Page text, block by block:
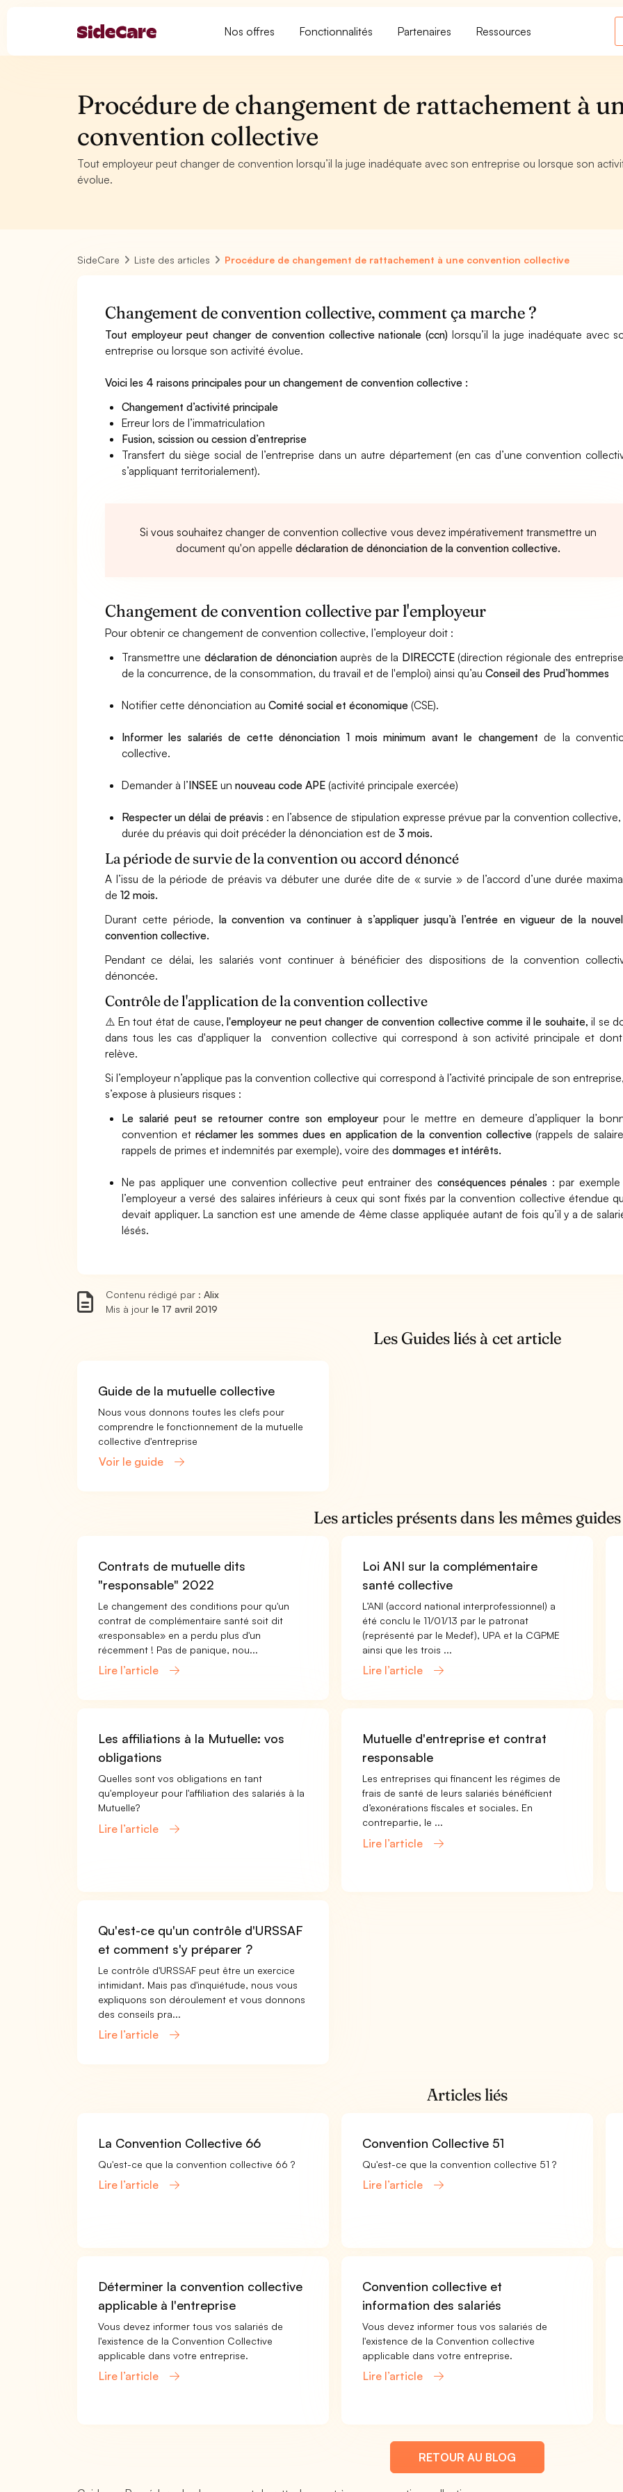
Nos offres Fonctionnalités Partenaires Ressources
Procédure de changement de rattachement à
convention collective
Tout employeur peut changer de convention lorsqu’il la juge inadéquate avec son entreprise ou lorsque son
évolue.
SideCare Liste des articles Procédure de changement de rattachement à une convention collective
Changement de convention collective, comment ça marche ?
Tout employeur peut changer de convention collective nationale (ccn)lorsqu’il la juge inadéquate avec
entreprise ou lorsque son activité évolue.
Voici les 4 raisons principales pour un changement de convention collective :
Changement d’activité principale
Erreur lors de l’immatriculation
Fusion, scission ou cession d’entreprise
Transfert du siège social de l’entreprise dans un autre département (en cas d’une convention
s’appliquant territorialement).
Si vous souhaitez changer de convention collective vous devez impérativement transmettre un
document qu'on appelle déclaration de dénonciation de la convention collective.
Changement de convention collective par l'employeur
Pour obtenir ce changement de convention collective, l’employeur doit :
Transmettre une déclaration de dénonciation auprès de la DIRECCTE (direction régionale des
de la concurrence, de la consommation, du travail et de l'emploi) ainsi qu’auConseil des Prud’hommes
Notifier cette dénonciation auComité social et économique(CSE).
Informer les salariés de cette dénonciation 1 mois minimum avant le changement de la
collective.
Demander à l’INSEE unnouveau code APE (activité principale exercée)
Respecter un délai de préavis : en l’absence de stipulation expresse prévue par la convention collective,
durée du préavis qui doit précéder la dénonciation est de3 mois.
La période de survie de la convention ou accord dénoncé
A l’issu de la période de préavis va débuter une durée dite de « survie » de l’accord d’une durée
de12 mois.
Durant cette période, la convention va continuer à s’appliquer jusqu’à l’entrée en vigueur de la
convention collective.
Pendant ce délai, les salariés vont continuer à bénéficier des dispositions de la convention
dénoncée.
Contrôle de l'application de la convention collective
⚠️ En tout état de cause,l'employeur ne peut changer de convention collective comme il le souhaite, il se
dans tous les cas d'appliquer la convention collective qui correspond à son activité principale et
relève.
Si l’employeur n’applique pas la convention collective qui correspond à l’activité principale de son
s’expose à plusieurs risques :
Le salarié peut se retourner contre son employeurpour le mettre en demeure d’appliquer la
convention et réclamer les sommes dues en application de la convention collective(rappels de
rappels de primes et indemnités par exemple), voire desdommages et intérêts.
Ne pas appliquer une convention collective peut entrainer des conséquences pénales : par exemple
l’employeur a versé des salaires inférieurs à ceux qui sont fixés par la convention collective étendue
devait appliquer. La sanction est une amende de 4ème classe appliquée autant de fois qu’il y a de
lésés.
Contenu rédigé par :Alix
Mis à jourle 17 avril 2019
Les Guides liés à cet article
Guide de la mutuelle collective
Nous vous donnons toutes les clefs pour
comprendre le fonctionnement de la mutuelle
collective d'entreprise
Voir le guide
Les articles présents dans les mêmes guides
Contrats de mutuelle dits
"responsable" 2022
Le changement des conditions pour qu'un
contrat de complémentaire santé soit dit
«responsable» en a perdu plus d'un
récemment ! Pas de panique, nou...
Lire l’article
Loi ANI sur la complémentaire
santé collective
L’ANI (accord national interprofessionnel) a
été conclu le 11/01/13 par le patronat
(représenté par le Medef), UPA et la CGPME
ainsi que les trois ...
Lire l’article
Les affiliations à la Mutuelle: vos
obligations
Quelles sont vos obligations en tant
qu'employeur pour l'affiliation des salariés à la
Mutuelle?
Lire l’article
Mutuelle d'entreprise et contrat
responsable
Les entreprises qui financent les régimes de
frais de santé de leurs salariés bénéficient
d’exonérations fiscales et sociales. En
contrepartie, le ...
Lire l’article
Qu'est-ce qu'un contrôle d'URSSAF
et comment s'y préparer ?
Le contrôle d'URSSAF peut être un exercice
intimidant. Mais pas d'inquiétude, nous vous
expliquons son déroulement et vous donnons
des conseils pra...
Lire l’article
Articles liés
La Convention Collective 66
Qu'est-ce que la convention collective 66 ?
Lire l’article
Convention Collective 51
Qu'est-ce que la convention collective 51 ?
Lire l’article
Déterminer la convention collective
applicable à l'entreprise
Vous devez informer tous vos salariés de
l'existence de la Convention Collective
applicable dans votre entreprise.
Lire l’article
Convention collective et
information des salariés
Vous devez informer tous vos salariés de
l'existence de la Convention collective
applicable dans votre entreprise.
Lire l’article
RETOUR AU BLOG